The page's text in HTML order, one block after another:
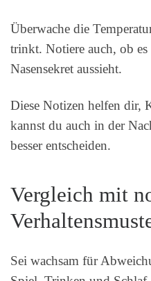
Überwache die
trinkt. Notiere auch, ob es
Nasensekret aussieht.
Diese Notizen helfen dir,
kannst du auch in der
besser entscheiden.
Vergleich mit
Sei wachsam für